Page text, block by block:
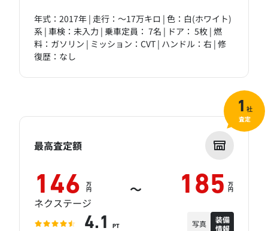
年式：2017年 | 走行：～17万キロ | 色：白(ホワイト)
系 | 車検：未入力 | 乗車定員： 7名 | ドア： 5枚 | 燃
料：ガソリン | ミッション：CVT | ハンドル：右 | 修
復歴：なし
最高査定額
146 万
円 ～ 185 万
円
ネクステージ
4.1 PT 写真
装備
情報
1 社
査定